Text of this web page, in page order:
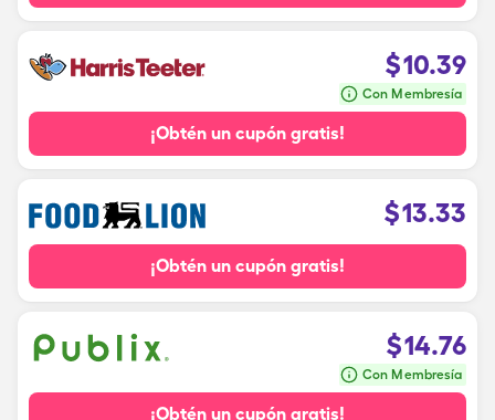
$10.39
Con Membresía
¡Obtén un cupón gratis!
$13.33
¡Obtén un cupón gratis!
$14.76
Con Membresía
¡Obtén un cupón gratis!